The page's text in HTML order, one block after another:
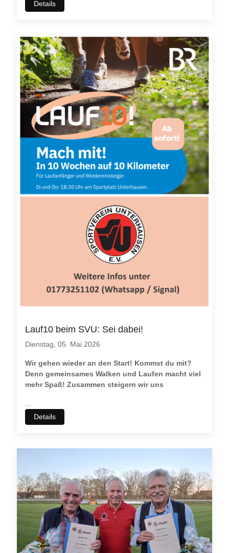
Details
Lauf10 beim SVU: Sei dabei!
Dienstag, 05. Mai 2026
Wir gehen wieder an den Start! Kommst du mit?
Denn gemeinsames Walken und Laufen macht viel
mehr Spaß! Zusammen steigern wir uns
Details
Wir benutzen Cookies
Wir nutzenCookiesauf unseren Webseiten. Einige von ihnen
sind essenziell für den Betrieb der Seite wichtig, während
andere uns helfen, diese Website und die Nutzererfahrung
immer weiter zu verbessern (Tracking Cookies).
Sie können selbst entscheiden, ob Sie die Cookies zulassen